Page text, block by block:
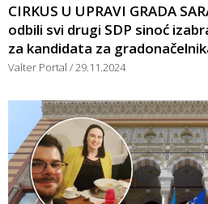
CIRKUS U UPRAVI GRADA
odbili svi drugi SDP sinoć
za kandidata za
Valter Portal 29.11.2024